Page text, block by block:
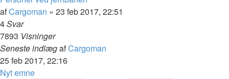
afCargoman » 23 feb 2017, 22:51
4Svar
7893 Visninger
Seneste indlægafCargoman
25 feb 2017, 22:16
Nyt emne